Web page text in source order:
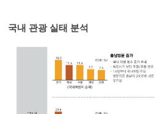
국내 관광 실태 분석